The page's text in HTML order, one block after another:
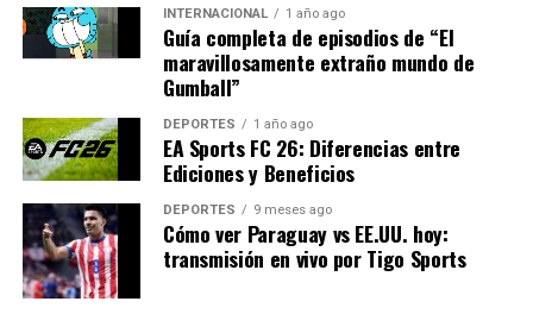
“La próxima década verá
una integración aún más
profunda de la tecnología
en la educación, lo que
permitirá experiencias de
aprendizaje más inmersivas
y personalizadas.”
INTERNACIONAL 1 año ago
Guía completa de episodios de “El
maravillosamente extraño mundo de
Gumball”
DEPORTES 1 año ago
EA Sports FC 26: Diferencias entre
Ediciones y Beneficios
DEPORTES 9 meses ago
Cómo ver Paraguay vs EE.UU. hoy:
transmisión en vivo por Tigo Sports